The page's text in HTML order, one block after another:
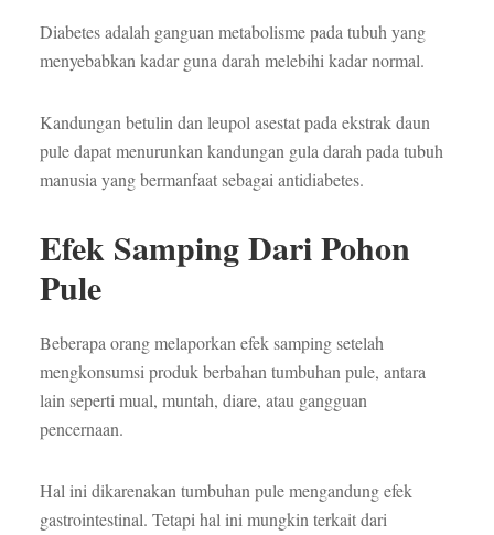
Diabetes adalah ganguan metabolisme pada tubuh yang
menyebabkan kadar guna darah melebihi kadar normal.
Kandungan betulin dan leupol asestat pada ekstrak daun
pule dapat menurunkan kandungan gula darah pada tubuh
manusia yang bermanfaat sebagai antidiabetes.
Efek Samping Dari Pohon
Pule
Beberapa orang melaporkan efek samping setelah
mengkonsumsi produk berbahan tumbuhan pule, antara
lain seperti mual, muntah, diare, atau gangguan
pencernaan.
Hal ini dikarenakan tumbuhan pule mengandung efek
gastrointestinal. Tetapi hal ini mungkin terkait dari